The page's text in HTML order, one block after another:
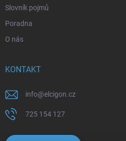
Slovník pojmů
Poradna
O nás
KONTAKT
info@elcigon.cz
725 154 127